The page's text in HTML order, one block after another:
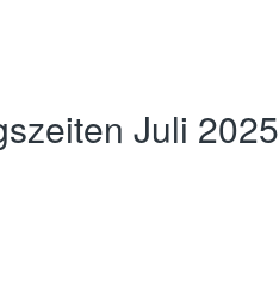
Juli 2025